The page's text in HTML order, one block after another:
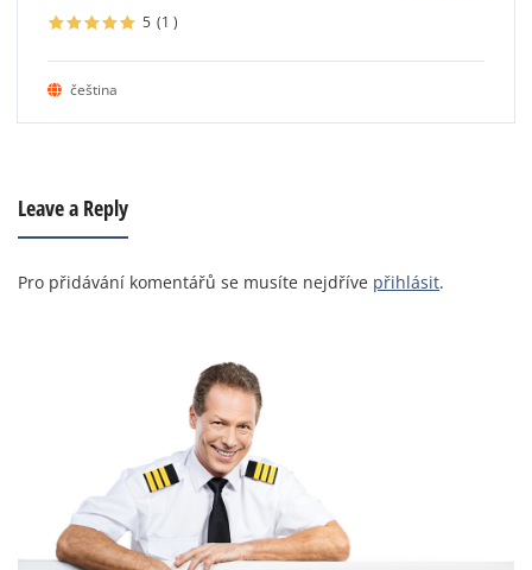
5 (1 )
čeština
Leave a Reply
Pro přidávání komentářů se musíte nejdříve přihlásit.